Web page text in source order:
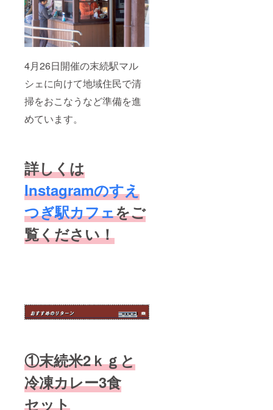
4月26日開催の末続駅マル
シェに向けて地域住民で清
掃をおこなうなど準備を進
めています。
詳しくは
Instagramのすえ
つぎ駅カフェをご
覧ください！
①末続米2ｋｇと
冷凍カレー3食
セット